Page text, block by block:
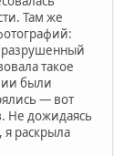
Там же
такое
были
— вот
Не дожидаясь
раскрыла